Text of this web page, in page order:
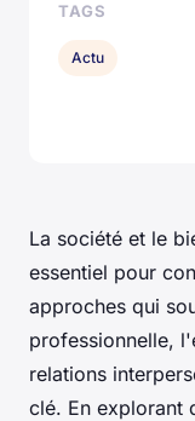
La société et le
essentiel pour
approches qui
professionnelle,
relations
clé. En explorant
TAGS
Actu